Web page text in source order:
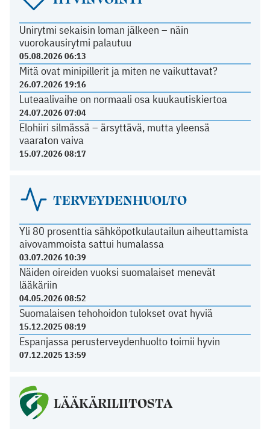
Unirytmi sekaisin loman jälkeen – näin
vuorokausirytmi palautuu
05.08.2026 06:13
Mitä ovat minipillerit ja miten ne vaikuttavat?
26.07.2026 19:16
Luteaalivaihe on normaali osa kuukautiskiertoa
24.07.2026 07:04
Elohiiri silmässä – ärsyttävä, mutta yleensä
vaaraton vaiva
15.07.2026 08:17
TERVEYDENHUOLTO
Yli 80 prosenttia sähköpotkulautailun aiheuttamista
aivovammoista sattui humalassa
03.07.2026 10:39
Näiden oireiden vuoksi suomalaiset menevät
lääkäriin
04.05.2026 08:52
Suomalaisen tehohoidon tulokset ovat hyviä
15.12.2025 08:19
Espanjassa perusterveydenhuolto toimii hyvin
07.12.2025 13:59
LÄÄKÄRILIITOSTA